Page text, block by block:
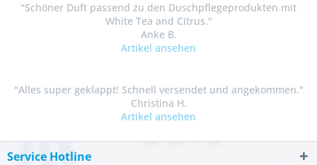
"Schöner Duft passend zu den Duschpflegeprodukten mit
White Tea and Citrus."
Anke B.
Artikel ansehen
"Alles super geklappt! Schnell versendet und angekommen."
Christina H.
Artikel ansehen
Service Hotline